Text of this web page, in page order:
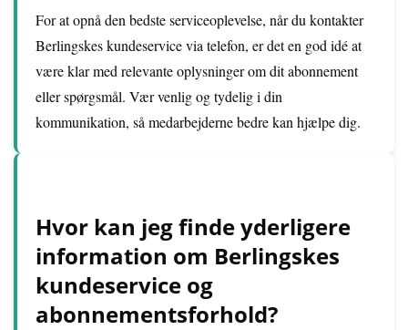
For at opnå den bedste serviceoplevelse, når du kontakter
Berlingskes kundeservice via telefon, er det en god idé at
være klar med relevante oplysninger om dit abonnement
eller spørgsmål. Vær venlig og tydelig i din
kommunikation, så medarbejderne bedre kan hjælpe dig.
Hvor kan jeg finde yderligere
information om Berlingskes
kundeservice og
abonnementsforhold?